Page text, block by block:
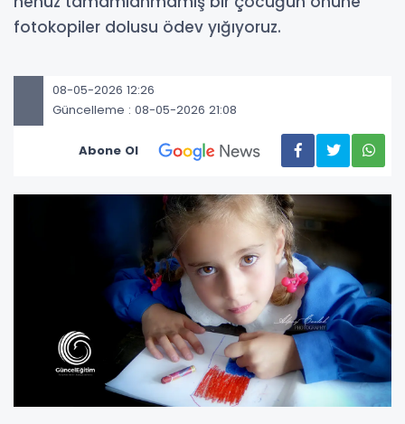
fotokopiler dolusu ödev yığıyoruz.
08-05-2026 12:26
Güncelleme : 08-05-2026 21:08
Abone Ol